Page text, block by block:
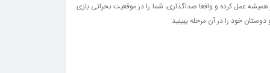
عمل کرده و وافعا صداگذاری، شما را در موقعیت بحرانی بازی